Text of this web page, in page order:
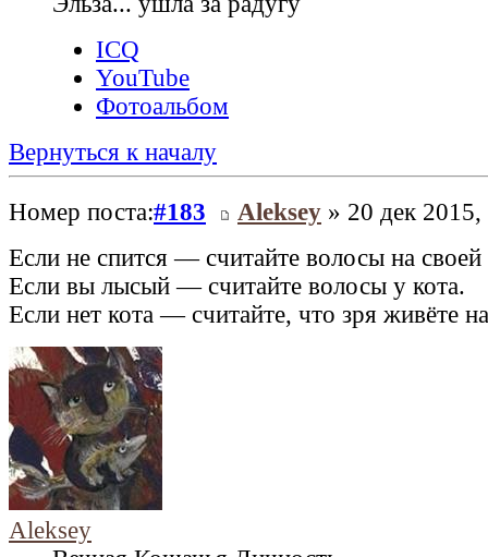
ICQ
YouTube
Фотоальбом
Вернуться к началу
Номер поста:#183 Aleksey » 20 дек
Если не спится — считайте волосы на своей
Если вы лысый — считайте волосы у кота.
Если нет кота — считайте, что зря живёте
Aleksey